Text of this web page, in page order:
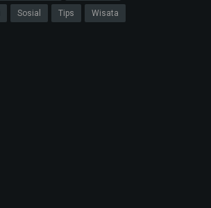
Sosial Tips Wisata